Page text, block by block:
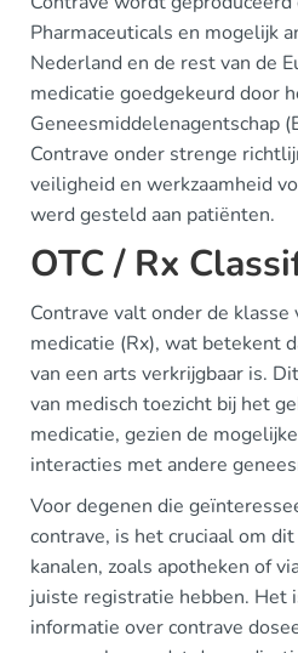
Pharmaceuticals en mogelijk
Nederland en de rest van de
medicatie goedgekeurd door
Geneesmiddelenagentschap
Contrave onder strenge
veiligheid en werkzaamheid
werd gesteld aan patiënten.
OTC / Rx
Contrave valt onder de klasse
medicatie (Rx), wat betekent
van een arts verkrijgbaar is.
van medisch toezicht bij het
medicatie, gezien de
interacties met andere
Voor degenen die
contrave, is het cruciaal om
kanalen, zoals apotheken of
juiste registratie hebben. Het
informatie over contrave